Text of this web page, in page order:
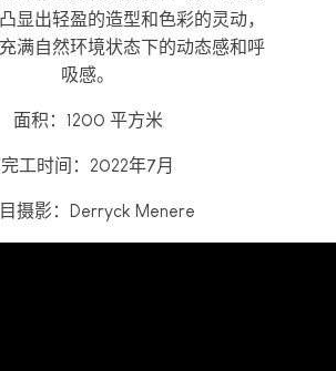
显出轻盈的造型和色彩的灵动，
满自然环境状态下的动态感和呼
吸感。
面积：1200 平方米
完工时间：2022年7月
摄影：Derryck Menere